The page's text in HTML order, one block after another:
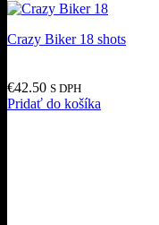
Crazy Biker 18 shots
€42.50 S DPH
Pridať do košíka